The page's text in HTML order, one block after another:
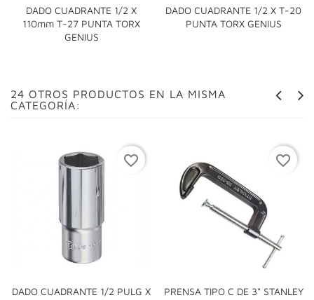
DADO CUADRANTE 1/2 X
110mm T-27 PUNTA TORX
GENIUS
DADO CUADRANTE 1/2 X T-20
PUNTA TORX GENIUS
24 OTROS PRODUCTOS EN LA MISMA
CATEGORÍA:
DADO CUADRANTE 1/2 PULG X
favorite_border
PRENSA TIPO C DE 3" STANLEY
favorite_border